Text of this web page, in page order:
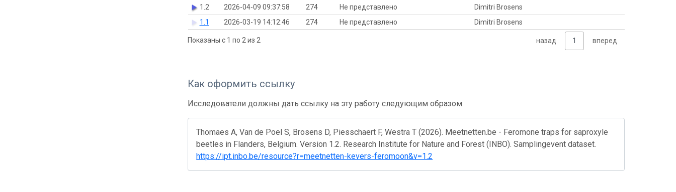
1.2
2026-04-09 09:37:58 274 Не представлено
Dimitri Brosens
1.1
2026-03-19 14:12:46 274 Не представлено Dimitri Brosens
Показаны с 1 по 2 из 2 назад 1 вперед
Как оформить ссылку
Исследователи должны дать ссылку на эту работу следующим образом:
Thomaes A, Van de Poel S, Brosens D, Piesschaert F, Westra T (2026). Meetnetten.be - Feromone traps for saproxyle
beetles in Flanders, Belgium. Version 1.2. Research Institute for Nature and Forest (INBO). Samplingevent dataset.
https://ipt.inbo.be/resource?r=meetnetten-kevers-feromoon&v=1.2